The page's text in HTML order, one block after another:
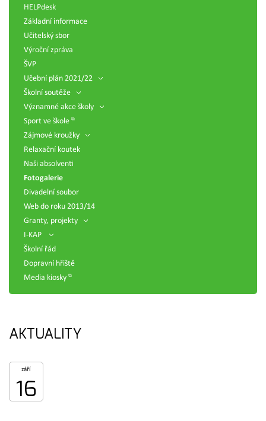
HELPdesk
Základní informace
Učitelský sbor
Výroční zpráva
ŠVP
Učební plán 2021/22
Školní soutěže
Významné akce školy
Sport ve škole
Zájmové kroužky
Relaxační koutek
Naši absolventi
Fotogalerie
Divadelní soubor
Web do roku 2013/14
Granty, projekty
I-KAP
Školní řád
Dopravní hřiště
Media kiosky
AKTUALITY
září
16